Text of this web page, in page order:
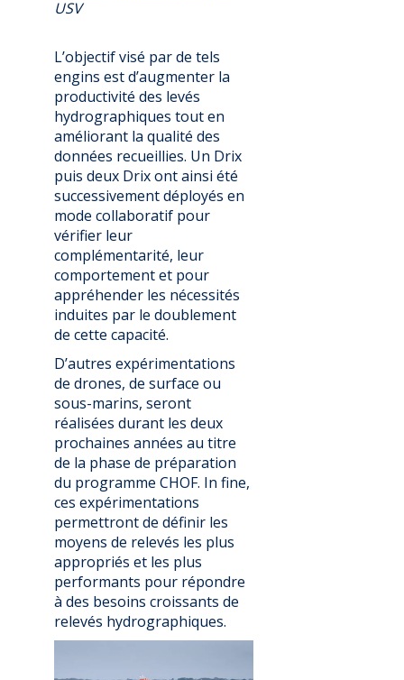
USV
L’objectif visé par de tels
engins est d’augmenter la
productivité des levés
hydrographiques tout en
améliorant la qualité des
données recueillies. Un Drix
puis deux Drix ont ainsi été
successivement déployés en
mode collaboratif pour
vérifier leur
complémentarité, leur
comportement et pour
appréhender les nécessités
induites par le doublement
de cette capacité.
D’autres expérimentations
de drones, de surface ou
sous-marins, seront
réalisées durant les deux
prochaines années au titre
de la phase de préparation
du programme CHOF. In fine,
ces expérimentations
permettront de définir les
moyens de relevés les plus
appropriés et les plus
performants pour répondre
à des besoins croissants de
relevés hydrographiques.